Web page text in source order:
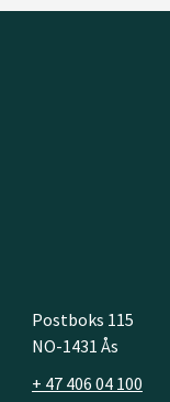
Postboks 115
NO-1431 Ås
+ 47 406 04 100